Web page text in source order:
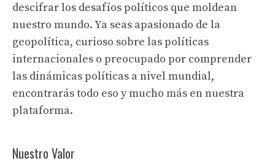
descifrar los desafíos políticos que moldean
nuestro mundo. Ya seas apasionado de la
geopolítica, curioso sobre las políticas
internacionales o preocupado por comprender
las dinámicas políticas a nivel mundial,
encontrarás todo eso y mucho más en nuestra
plataforma.
Nuestro Valor